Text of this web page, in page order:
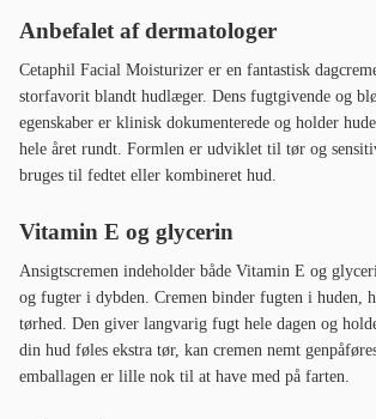
Anbefalet af dermatologer
Cetaphil Facial Moisturizer er en fantastisk
storfavorit blandt hudlæger. Dens fugtgivende og
egenskaber er klinisk dokumenterede og holder
hele året rundt. Formlen er udviklet til tør og
bruges til fedtet eller kombineret hud.
Vitamin E og glycerin
Ansigtscremen indeholder både Vitamin E og
og fugter i dybden. Cremen binder fugten i huden,
tørhed. Den giver langvarig fugt hele dagen og
din hud føles ekstra tør, kan cremen nemt
emballagen er lille nok til at have med på farten.